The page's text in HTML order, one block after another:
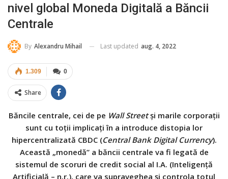
nivel global Moneda Digitală a Băncii
Centrale
By Alexandru Mihail Last updated aug. 4, 2022
0
1.309
Share
Băncile centrale, cei de pe Wall Streetşi marile corporaţii
sunt cu toţii implicaţi în a introduce distopia lor
hipercentralizată CBDC (Central Bank Digital Currency).
Această „monedă” a băncii centrale va fi legată de
sistemul de scoruri de credit social al I.A. (Inteligenţă
Artificială – n.r.), care va supraveghea şi controla totul